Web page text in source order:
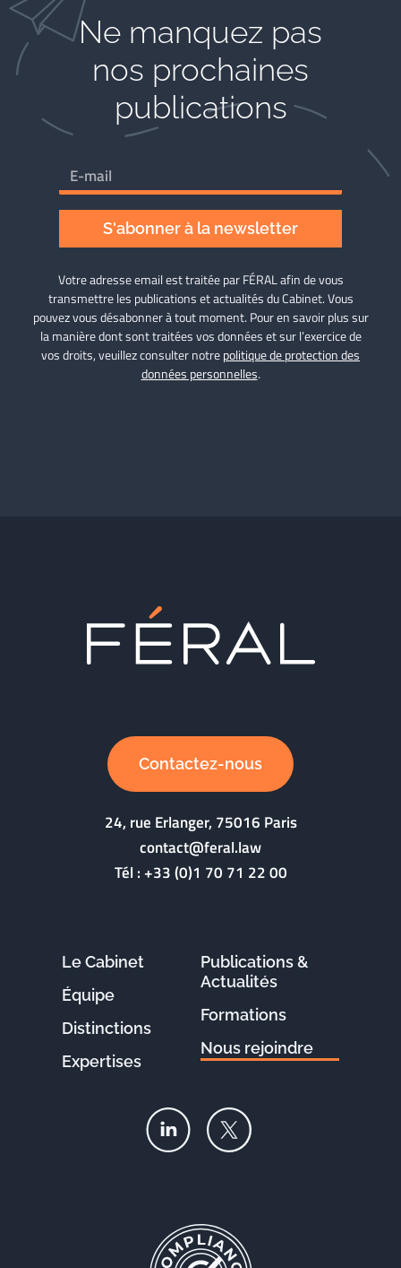
Ne manquez pas
nos prochaines
publications
S'abonner à la newsletter
Votre adresse email est traitée par FÉRAL afin de vous
transmettre les publications et actualités du Cabinet. Vous
pouvez vous désabonner à tout moment. Pour en savoir plus sur
la manière dont sont traitées vos données et sur l’exercice de
vos droits, veuillez consulter notrepolitique de protection des
données personnelles.
Contactez-nous
24, rue Erlanger, 75016 Paris
contact@feral.law
Tél :+33 (0)1 70 71 22 00
Le Cabinet
Équipe
Distinctions
Expertises
Publications &
Actualités
Formations
Nous rejoindre